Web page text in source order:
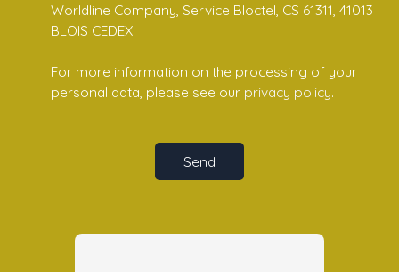
Worldline Company, Service Bloctel, CS 61311, 41013
BLOIS CEDEX.
For more information on the processing of your
personal data, please see our privacy policy.
Send